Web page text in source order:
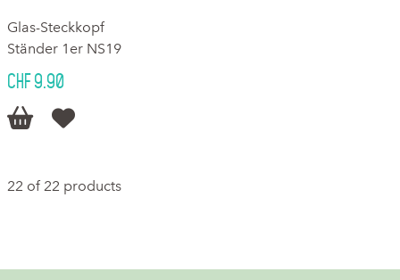
Glas-Steckkopf
Ständer 1er NS19
CHF 9.90
 
22 of 22 products